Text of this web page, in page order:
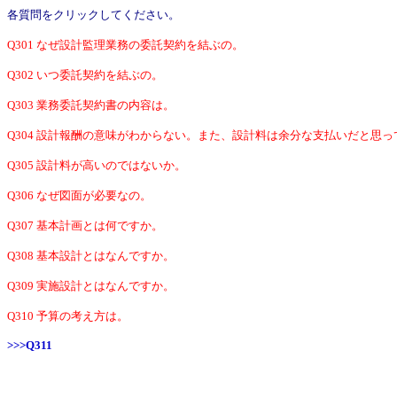
各質問をクリックしてください。
Q301 なぜ設計監理業務の委託契約を結ぶの。
Q302 いつ委託契約を結ぶの。
Q303 業務委託契約書の内容は。
Q304 設計報酬の意味がわからない。また、設計料は余分な支払いだと思っ
Q305 設計料が高いのではないか。
Q306 なぜ図面が必要なの。
Q307 基本計画とは何ですか。
Q308 基本設計とはなんですか。
Q309 実施設計とはなんですか。
Q310 予算の考え方は。
>>>Q311